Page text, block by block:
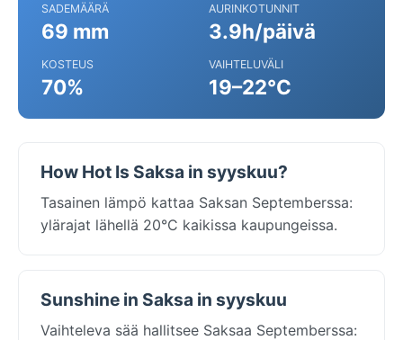
SADEMÄÄRÄ
69 mm
AURINKOTUNNIT
3.9h/päivä
KOSTEUS
70%
VAIHTELUVÄLI
19–22°C
How Hot Is Saksa in syyskuu?
Tasainen lämpö kattaa Saksan Septemberssa:
ylärajat lähellä 20°C kaikissa kaupungeissa.
Sunshine in Saksa in syyskuu
Vaihteleva sää hallitsee Saksaa Septemberssa: